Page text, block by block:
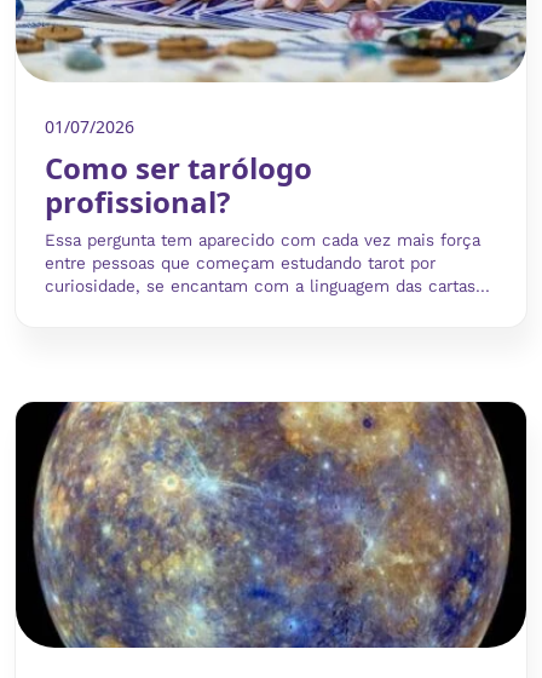
01/07/2026
Como ser tarólogo
profissional?
Essa pergunta tem aparecido com cada vez mais força
entre pessoas que começam estudando tarot por
curiosidade, se encantam com a linguagem das cartas...